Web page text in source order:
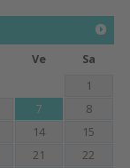
Ve
Sa
1
7
8
14
15
21
22